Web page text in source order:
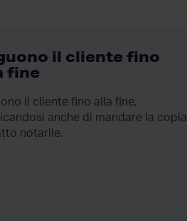
il cliente fino
fine
il cliente fino alla fine,
anche di mandare la copia
notarile.